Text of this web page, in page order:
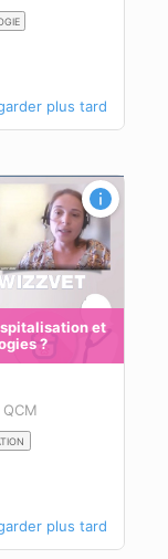
plus tard
et
?
plus tard